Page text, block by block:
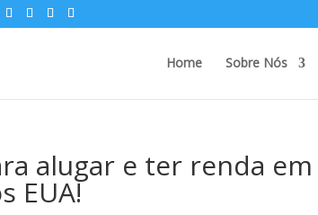
Home Sobre Nós
alugar e ter renda
EUA!